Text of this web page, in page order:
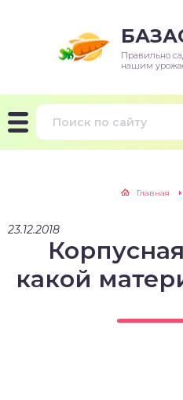
Правильно
нашим
Главная
23.12.2018
какой